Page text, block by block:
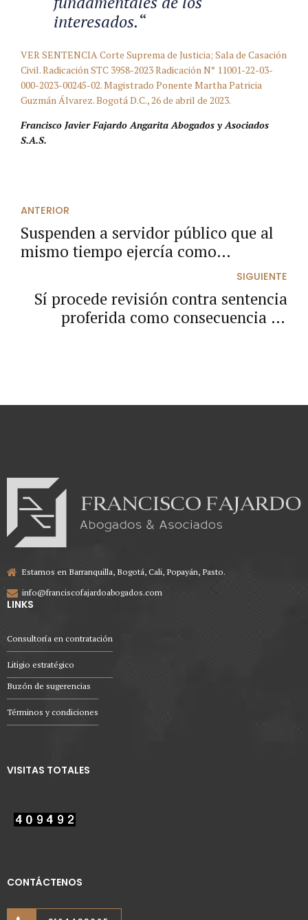
interesados.“
VER SENTENCIA Corte Suprema de Justicia; Sala de Casación
Civil. Radicación STC 3958-2023 Radicación N° 11001-22-03-
000-2023-00245-02. Magistrado Ponente Martha Patricia
Guzmán Álvarez. Bogotá D.C., 26 de abril de 2023.
Francisco Javier Fajardo Angarita Abogados y Asociados
S.A.S.
ANTERIOR
Suspenden a servidor público que al
mismo tiempo ejercía como
apoderado judicial dentro de un
proceso civil
SIGUIENTE
Sí procede revisión contra sentencia
proferida como consecuencia de
Estamos en Barranquilla, Bogotá, Cali, Popayán, Pasto.
info@franciscofajardoabogados.com
LINKS
Consultoría en contratación
Litigio estratégico
Buzón de sugerencias
Términos y condiciones
VISITAS TOTALES
CONTÁCTENOS